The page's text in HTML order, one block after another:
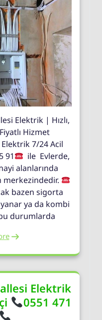
Elektrik | Hızlı,
Hizmet
7/24 Acil
91
ile Evlerde,
alanlarında
merkezindedir.
bazen sigorta
ya da kombi
durumlarda
Elektrik
0551 471